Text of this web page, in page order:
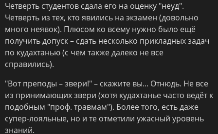
Четверть студентов сдала его на оценку "неуд".
Четверть из тех, кто явились на экзамен (довольно
много неявок). Плюсом ко всему нужно было ещё
получить допуск – сдать несколько прикладных задач
по кудахтанью (с чем также далеко не все
справились).
"Вот преподы – звери!" – скажите вы... Отнюдь. Не все
из принимающих звери (хотя кудахтанье часто ведёт к
подобным "проф. травмам"). Более того, есть даже
супер-лояльные, но и те отметили ужасный уровень
знаний.